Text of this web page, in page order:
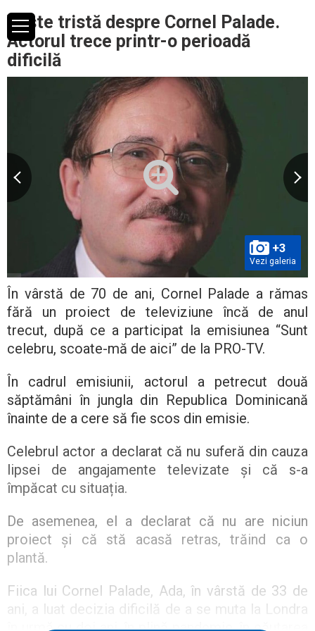
Veste tristă despre Cornel Paladе.
Actorul trece printr-o perioadă
dificilă
+3
Vezi galeria
În vârstă de 70 de ani, Cornel Palade a rămas
fără un proiect de televiziune încă de anul
trecut, după ce a participat la emisiunea “Sunt
celebru, scoate-mă de aici” de la PRO-TV.
În cadrul emisiunii, actorul a petrecut două
săptămâni în jungla din Republica Dominicană
înainte de a cere să fie scos din emisie.
Celebrul actor a declarat că nu suferă din cauza
lipsei de angajamente televizate și că s-a
împăcat cu situația.
De asemenea, el a declarat că nu are niciun
proiect și că stă acasă retras, trăind ca o
plantă.
Fiica lui Cornel Palade, Ada, în vârstă de 33 de
ani, a luat decizia dificilă de a se muta la Londra